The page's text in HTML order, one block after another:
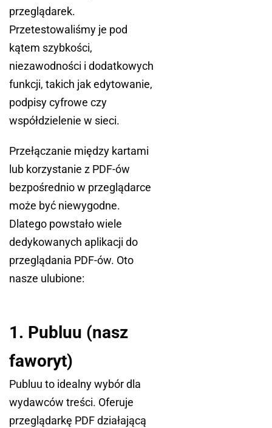
przeglądarek.
Przetestowaliśmy je pod
kątem szybkości,
niezawodności i dodatkowych
funkcji, takich jak edytowanie,
podpisy cyfrowe czy
współdzielenie w sieci.
Przełączanie między kartami
lub korzystanie z PDF-ów
bezpośrednio w przeglądarce
może być niewygodne.
Dlatego powstało wiele
dedykowanych aplikacji do
przeglądania PDF-ów. Oto
nasze ulubione:
1. Publuu (nasz
faworyt)
Publuu to idealny wybór dla
wydawców treści. Oferuje
przeglądarkę PDF działającą